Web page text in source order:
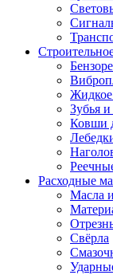
Жидкое
Зубья
Ковши
Расходные
Масла
Свёрла